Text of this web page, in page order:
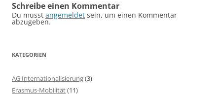
Schreibe einen Kommentar
Du musst angemeldet sein, um einen Kommentar
abzugeben.
KATEGORIEN
AG Internationalisierung(3)
Erasmus-Mobilität(11)